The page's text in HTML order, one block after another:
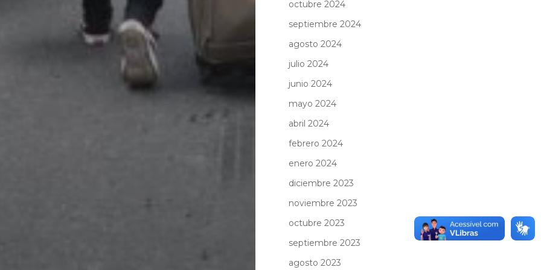
octubre 2024
septiembre 2024
agosto 2024
julio 2024
junio 2024
mayo 2024
abril 2024
febrero 2024
enero 2024
diciembre 2023
noviembre 2023
octubre 2023
septiembre 2023
agosto 2023